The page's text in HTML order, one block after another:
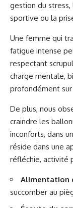
gestion du
sportive ou la
Une femme qui
fatigue intense
respectant
charge mentale,
profondément
De plus, nous
craindre les
inconforts, dans
réside dans une
réfléchie, activité
Alimentation
succomber au